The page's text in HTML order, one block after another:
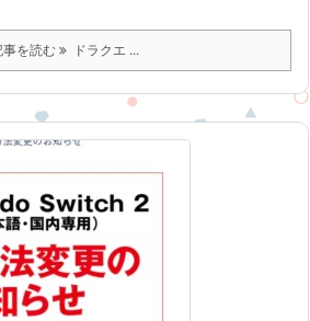
事を読む ドラクエ ...